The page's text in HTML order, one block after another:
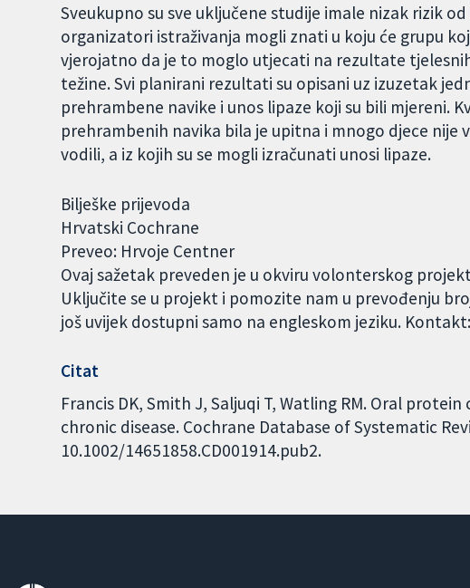
Sveukupno su sve uključene studije imale nizak rizik
organizatori istraživanja mogli znati u koju će grupu
vjerojatno da je to moglo utjecati na rezultate
težine. Svi planirani rezultati su opisani uz izuzetak
prehrambene navike i unos lipaze koji su bili mjereni.
prehrambenih navika bila je upitna i mnogo djece
vodili, a iz kojih su se mogli izračunati unosi lipaze.
Bilješke prijevoda
Hrvatski Cochrane
Preveo: Hrvoje Centner
Ovaj sažetak preveden je u okviru volonterskog
Uključite se u projekt i pomozite nam u prevođenju
još uvijek dostupni samo na engleskom jeziku.
Citat
Francis DK, Smith J, Saljuqi T, Watling RM. Oral
chronic disease. Cochrane Database of Systematic
10.1002/14651858.CD001914.pub2.